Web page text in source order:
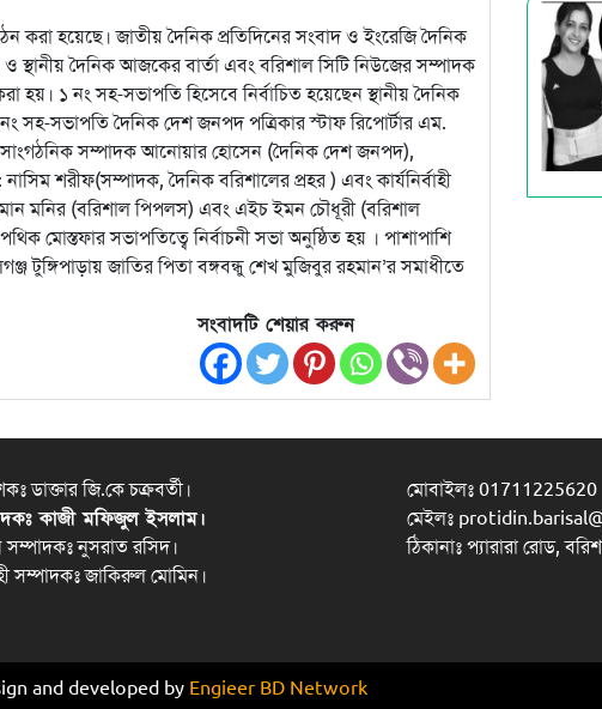
করা হয়েছে। জাতীয় দৈনিক প্রতিদিনের সংবাদ ও ইংরেজি দৈনিক
স্থানীয় দৈনিক আজকের বার্তা এবং বরিশাল সিটি নিউজের সম্পাদক
হয়। ১ নং সহ-সভাপতি হিসেবে নির্বাচিত হয়েছেন স্থানীয় দৈনিক
সহ-সভাপতি দৈনিক দেশ জনপদ পত্রিকার স্টাফ রিপোর্টার এম.
সম্পাদক আনোয়ার হোসেন (দৈনিক দেশ জনপদ),
শরীফ(সম্পাদক, দৈনিক বরিশালের প্রহর ) এবং কার্যনির্বাহী
মনির (বরিশাল পিপলস) এবং এইচ ইমন চৌধূরী (বরিশাল
মোস্তফার সভাপতিত্বে নির্বাচনী সভা অনুষ্ঠিত হয় । পাশাপাশি
টুঙ্গিপাড়ায় জাতির পিতা বঙ্গবন্ধু শেখ মুজিবুর রহমান’র সমাধীতে
সংবাদটি শেয়ার করুন
ডাক্তার জি.কে চক্রবর্তী।
কাজী মফিজুল ইসলাম।
সম্পাদকঃ নুসরাত রসিদ।
সম্পাদকঃ জাকিরুল মোমিন।
মোবাইলঃ 01711225620
মেইলঃ
ঠিকানাঃ প্যারারা রোড,
and developed by Engieer BD Network